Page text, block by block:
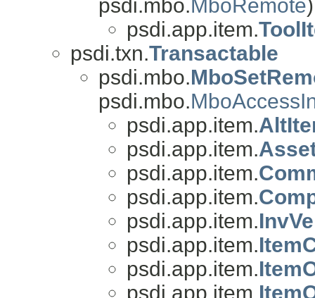
psdi.mbo.MboRemote)
psdi.app.item.
psdi.txn.Transactable
psdi.mbo.
psdi.mbo.
psdi.app.item.
psdi.app.item.
psdi.app.item.
psdi.app.item.
psdi.app.item.
psdi.app.item.
psdi.app.item.
psdi.app.item.